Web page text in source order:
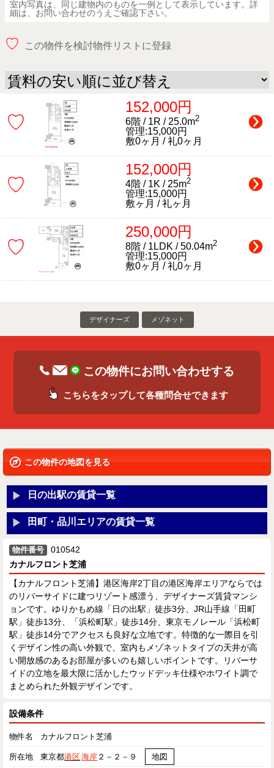
室内写真は、同じ建物内のものを一例として表示しています。詳
細は、お問い合わせのうえご確認下さい。
♡ この物件を検討物件リストに登録
♡
152,000円
6階 / 1R / 25.0m2
管理:15,000円
敷0ヶ月 / 礼0ヶ月
♡
152,000円
4階 / 1K / 25m2
管理:15,000円
敷ヶ月 / 礼ヶ月
♡
250,000円
8階 / 1LDK / 50.04m2
管理:15,000円
敷0ヶ月 / 礼0ヶ月
デザイナーズ メゾネット
この物件にお問い合わせする
こちらをタップして各種問合せできます
この物件の地図を見る
日の出駅の賃貸一覧
田町・品川エリアの賃貸一覧
物件番号
010542
カナルフロント芝浦
【カナルフロント芝浦】港区海岸2丁目の港区海岸エリアならでは
のリバーサイドに建つリゾート感漂う、デザイナーズ賃貸マンシ
ョンです。ゆりかもめ線「日の出駅」徒歩3分、JR山手線「田町
駅」徒歩13分、「浜松町駅」徒歩14分、東京モノレール「浜松町
駅」徒歩14分でアクセスも良好な立地です。特徴的な一際目を引
くデザイン性の高い外観で、室内もメゾネットタイプの天井が高
い開放感のあるお部屋が多いのも嬉しいポイントです。リバーサ
イドの立地を最大限に活かしたウッドデッキ仕様やホワイト調で
まとめられた外観デザインです。
設備条件
物件名 カナルフロント芝浦
所在地 東京都港区海岸 ２－２－９ 地図